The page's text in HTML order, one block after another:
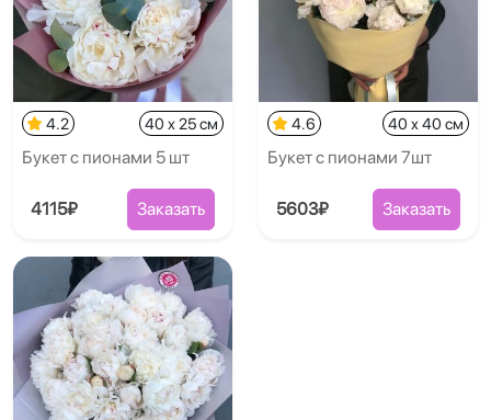
4.2 40 x 25 см
Букет с пионами 5 шт
4115₽ Заказать
4.6 40 x 40 см
Букет с пионами 7шт
5603₽ Заказать